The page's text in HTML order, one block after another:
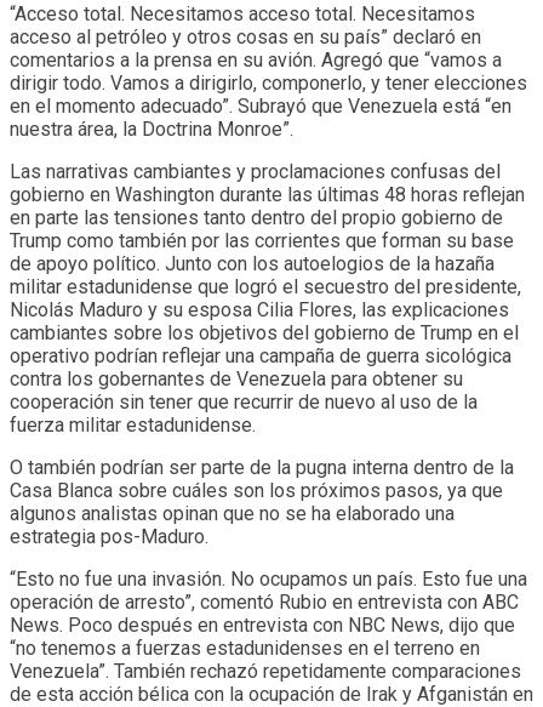
“Acceso total. Necesitamos acceso total. Necesitamos
acceso al petróleo y otros cosas en su país” declaró en
comentarios a la prensa en su avión. Agregó que “vamos a
dirigir todo. Vamos a dirigirlo, componerlo, y tener elecciones
en el momento adecuado”. Subrayó que Venezuela está “en
nuestra área, la Doctrina Monroe”.
Las narrativas cambiantes y proclamaciones confusas del
gobierno en Washington durante las últimas 48 horas reflejan
en parte las tensiones tanto dentro del propio gobierno de
Trump como también por las corrientes que forman su base
de apoyo político. Junto con los autoelogios de la hazaña
militar estadunidense que logró el secuestro del presidente,
Nicolás Maduro y su esposa Cilia Flores, las explicaciones
cambiantes sobre los objetivos del gobierno de Trump en el
operativo podrían reflejar una campaña de guerra sicológica
contra los gobernantes de Venezuela para obtener su
cooperación sin tener que recurrir de nuevo al uso de la
fuerza militar estadunidense.
O también podrían ser parte de la pugna interna dentro de la
Casa Blanca sobre cuáles son los próximos pasos, ya que
algunos analistas opinan que no se ha elaborado una
estrategia pos-Maduro.
“Esto no fue una invasión. No ocupamos un país. Esto fue una
operación de arresto”, comentó Rubio en entrevista con ABC
News. Poco después en entrevista con NBC News, dijo que
“no tenemos a fuerzas estadunidenses en el terreno en
Venezuela”. También rechazó repetidamente comparaciones
de esta acción bélica con la ocupación de Irak y Afganistán en